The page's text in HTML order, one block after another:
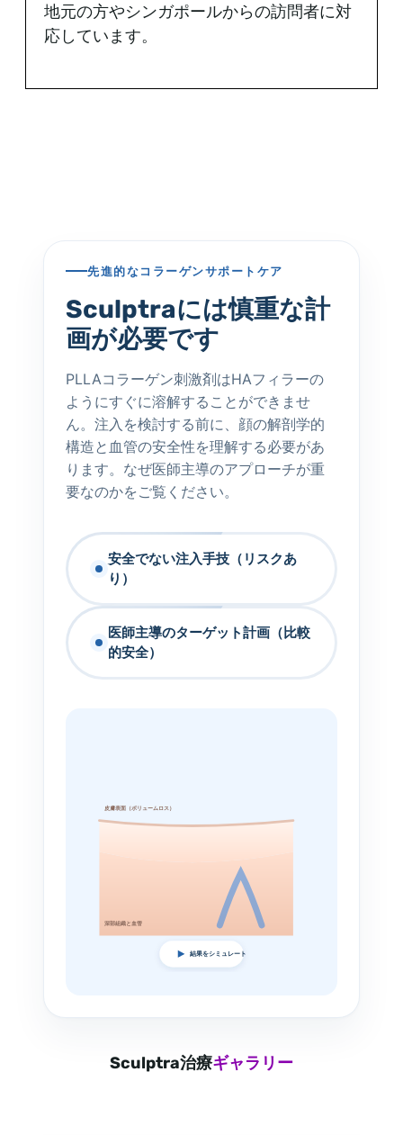
地元の方やシンガポールからの訪問者に対
応しています。
先進的なコラーゲンサポートケア
Sculptraには慎重な計
画が必要です
PLLAコラーゲン刺激剤はHAフィラーの
ようにすぐに溶解することができませ
ん。注入を検討する前に、顔の解剖学的
構造と血管の安全性を理解する必要があ
ります。なぜ医師主導のアプローチが重
要なのかをご覧ください。
安全でない注入手技（リスクあ
り）
医師主導のターゲット計画（比較
的安全）
皮膚表面（ボリュームロス）
深部組織と血管
結果をシミュレート
Sculptra治療ギャラリー